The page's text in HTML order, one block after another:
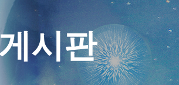
시판